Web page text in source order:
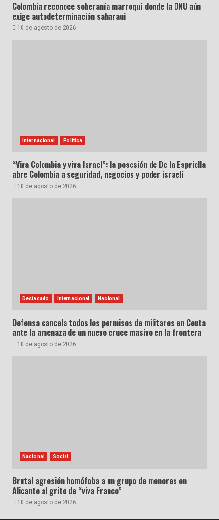
Colombia reconoce soberanía marroquí donde la ONU aún
exige autodeterminación saharaui
10 de agosto de 2026
Internacional Política
“Viva Colombia y viva Israel”: la posesión de De la Espriella
abre Colombia a seguridad, negocios y poder israelí
10 de agosto de 2026
Destacado Internacional Nacional
Defensa cancela todos los permisos de militares en Ceuta
ante la amenaza de un nuevo cruce masivo en la frontera
10 de agosto de 2026
Nacional Social
Brutal agresión homófoba a un grupo de menores en
Alicante al grito de “viva Franco”
10 de agosto de 2026